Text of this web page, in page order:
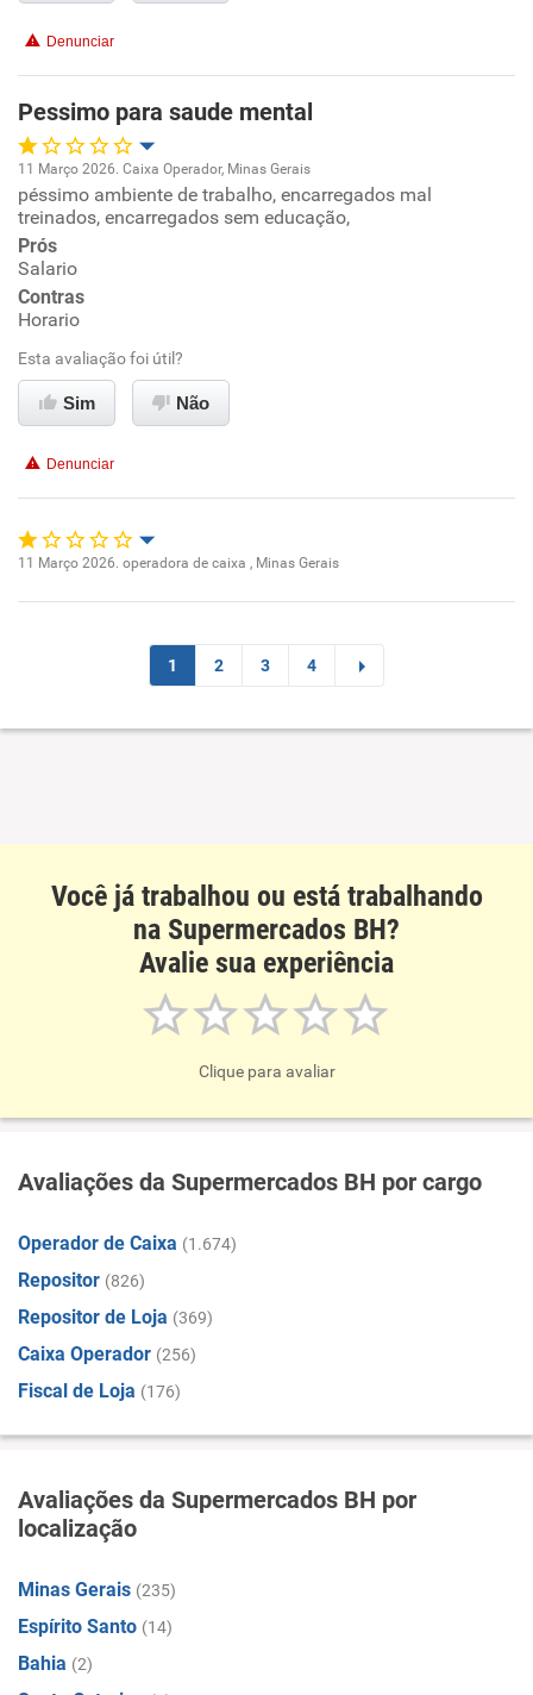
Denunciar
Pessimo para saude mental
Oportunidade de promoção
Ambiente de trabalho
Conciliação com a vida familiar
Benefícios
Não recomenda a diretoria
11 Março 2026. Caixa Operador, Minas Gerais
péssimo ambiente de trabalho, encarregados mal
treinados, encarregados sem educação,
Prós
Salario
Contras
Horario
Esta avaliação foi útil?
Sim Não
Denunciar
Ambiente de trabalho
11 Março 2026. operadora de caixa , Minas Gerais
1 2 3 4
Você já trabalhou ou está trabalhando
na Supermercados BH?
Avalie sua experiência
Clique para avaliar
Avaliações da Supermercados BH por cargo
Operador de Caixa (1.674)
Repositor (826)
Repositor de Loja (369)
Caixa Operador (256)
Fiscal de Loja (176)
Avaliações da Supermercados BH por
localização
Minas Gerais (235)
Espírito Santo (14)
Bahia (2)